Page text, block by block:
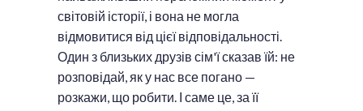
світовій історії, і вона не могла
відмовитися від цієї відповідальності.
Один з близьких друзів сім'ї сказав їй: не
розповідай, як у нас все погано —
розкажи, що робити. І саме це, за її